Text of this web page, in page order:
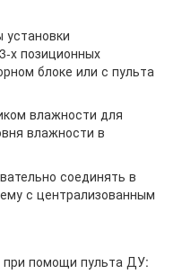
х позиционных
блоке или с пульта
влажности для
влажности в
соединять в
с централизованным
помощи пульта ДУ: